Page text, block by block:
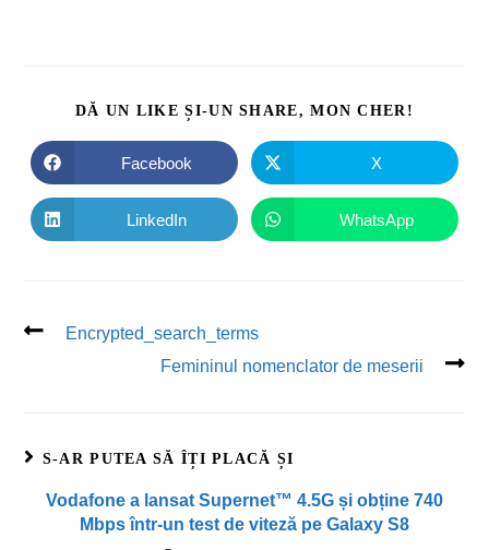
DĂ UN LIKE ȘI-UN SHARE, MON CHER!
Facebook X
LinkedIn WhatsApp
Encrypted_search_terms
Femininul nomenclator de meserii
S-AR PUTEA SĂ ÎȚI PLACĂ ȘI
Vodafone a lansat Supernet™ 4.5G și obține 740
Mbps într-un test de viteză pe Galaxy S8